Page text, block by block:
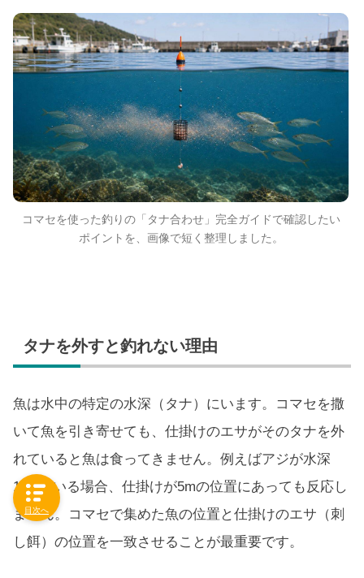
コマセを使った釣りの「タナ合わせ」完全ガイドで確認したい
ポイントを、画像で短く整理しました。
タナを外すと釣れない理由
魚は水中の特定の水深（タナ）にいます。コマセを撒
いて魚を引き寄せても、仕掛けのエサがそのタナを外
れていると魚は食ってきません。例えばアジが水深
10mにいる場合、仕掛けが5mの位置にあっても反応し
ません。コマセで集めた魚の位置と仕掛けのエサ（刺
し餌）の位置を一致させることが最重要です。
目次へ